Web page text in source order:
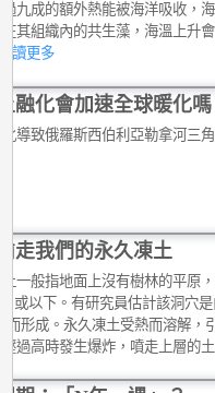
九成的額外熱能被海洋吸收，
其組織內的共生藻，海溫上升
讀更多
融化會加速全球暖化嗎
導致俄羅斯西伯利亞勒拿河三
走我們的永久凍土
一般指地面上沒有樹林的平原
或以下。有研究員估計該洞穴
而形成。永久凍土受熱而溶解，
過高時發生爆炸，噴走上層的